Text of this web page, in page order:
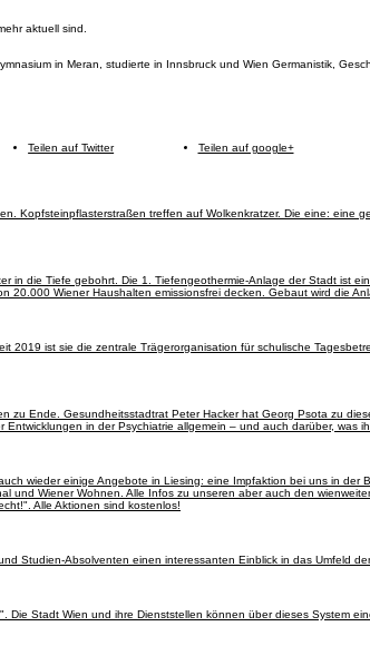
aktuell sind.
in Meran, studierte in Innsbruck und Wien Germanistik,
Teilen auf Twitter
Teilen auf google+
Kopfsteinpflasterstraßen treffen auf Wolkenkratzer. Die eine: eine
die Tiefe gebohrt. Die 1. Tiefengeothermie-Anlage der Stadt ist
Wiener Haushalten emissionsfrei decken. Gebaut wird die
2019 ist sie die zentrale Trägerorganisation für schulische
Ende. Gesundheitsstadtrat Peter Hacker hat Georg Psota zu
in der Psychiatrie allgemein – und auch darüber, was
wieder einige Angebote in Liesing: eine Impfaktion bei uns in
Wiener Wohnen. Alle Infos zu unseren aber auch den
Alle Aktionen sind kostenlos!
Studien-Absolventen einen interessanten Einblick in das Umfeld
Stadt Wien und ihre Dienststellen können über dieses System